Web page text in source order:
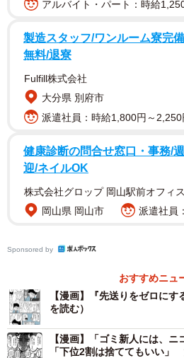
漫画に登場するのは、仕事が先送
進まないと悩む丸男（マルオ）さ
ある右座杉（うざすぎ）さんが登
ます。
ンガで解説｜提供）
まず、1つ目の習慣は1日の始まり
ることです。ただ、丸男はすでに
ましたが、思うようにスケジュー
子でした。
アルバイト・パート：時給
製造スタッフ/ワンルーム寮完
無料/退寮
Fulfill株式会社
大分県 別府市
派遣社員：時給1,800円～2,250
健康診断の問合せ窓口・事務/
迎/ネイルOK
株式会社グロップ 岡山駅前オフィス
岡山県 岡山市
派遣社員
Sponsored by
おすすめニュ
【漫画】『先送りをゼロに
を読む）
【漫画】「ゴミ新人には、ニ
「下位2割は捨ててもいい」